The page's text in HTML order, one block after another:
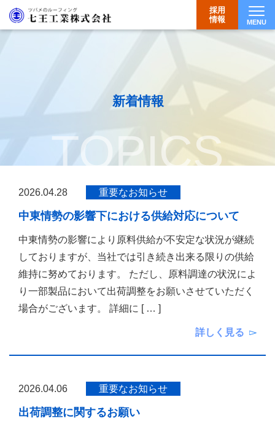
MENU
採用
情報
新着情報
TOPICS
2026.04.28 重要なお知らせ
中東情勢の影響下における供給対応について
中東情勢の影響により原料供給が不安定な状況が継続
しておりますが、当社では引き続き出来る限りの供給
維持に努めております。 ただし、原料調達の状況によ
り一部製品において出荷調整をお願いさせていただく
場合がございます。 詳細に [ … ]
詳しく見る
2026.04.06 重要なお知らせ
出荷調整に関するお願い